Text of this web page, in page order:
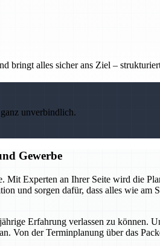
bringt alles sicher ans Ziel –
unverbindlich.
Gewerbe
Experten an Ihrer Seite wird die
und sorgen dafür, dass alles wie am
Erfahrung verlassen zu können.
Von der Terminplanung über das